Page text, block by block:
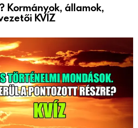
Kormányok, államok,
KVÍZ